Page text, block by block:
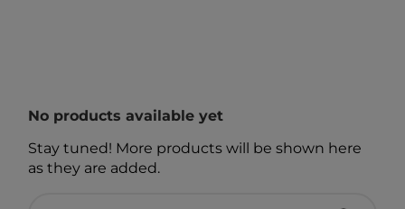
No products available yet
Stay tuned! More products will be shown here
as they are added.